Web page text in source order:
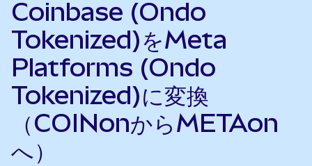
Coinbase (Ondo
Tokenized)をMeta
Platforms (Ondo
Tokenized)に変換
（COINonからMETAon
へ）